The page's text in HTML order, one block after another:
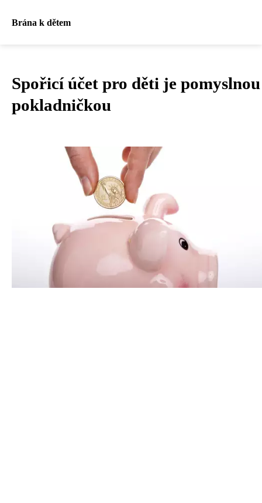
Brána k dětem
Spořicí účet pro děti je pomyslnou
pokladničkou